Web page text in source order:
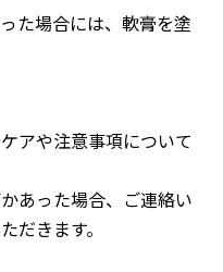
た場合には、軟膏を塗
アや注意事項について
あった場合、ご連絡い
だきます。